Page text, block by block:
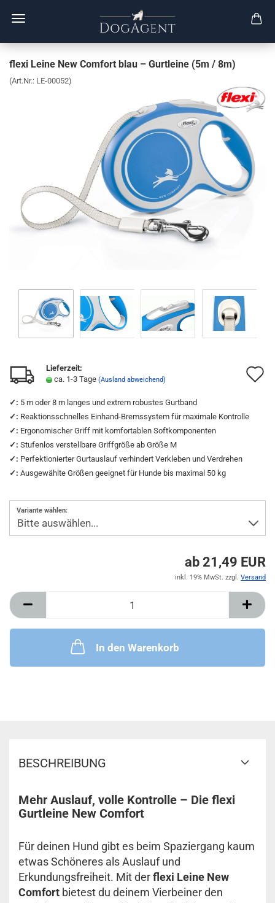
flexi Leine New Comfort blau – Gurtleine (5m / 8m)
(Art.Nr.: LE-00052)
Lieferzeit:
ca. 1-3 Tage (Ausland abweichend)
✓: 5 m oder 8 m langes und extrem robustes Gurtband
✓: Reaktionsschnelles Einhand-Bremssystem für maximale Kontrolle
✓: Ergonomischer Griff mit komfortablen Softkomponenten
✓: Stufenlos verstellbare Griffgröße ab Größe M
✓: Perfektionierter Gurtauslauf verhindert Verkleben und Verdrehen
✓: Ausgewählte Größen geeignet für Hunde bis maximal 50 kg
Variante wählen:
ab 21,49 EUR
inkl. 19% MwSt. zzgl. Versand
In den Warenkorb
BESCHREIBUNG
Mehr Auslauf, volle Kontrolle – Die flexi
Gurtleine New Comfort
Für deinen Hund gibt es beim Spaziergang kaum
etwas Schöneres als Auslauf und
Erkundungsfreiheit. Mit derflexi Leine New
Comfort bietest du deinem Vierbeiner den